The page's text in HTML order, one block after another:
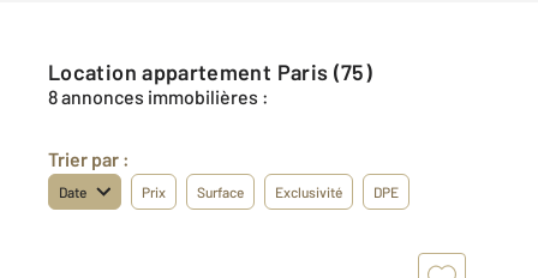
Location appartement Paris (75)
8 annonces immobilières :
Trier par :
Date Prix Surface Exclusivité DPE